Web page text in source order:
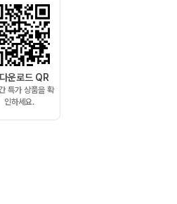
운로드 QR
특가 상품을 확
인하세요.